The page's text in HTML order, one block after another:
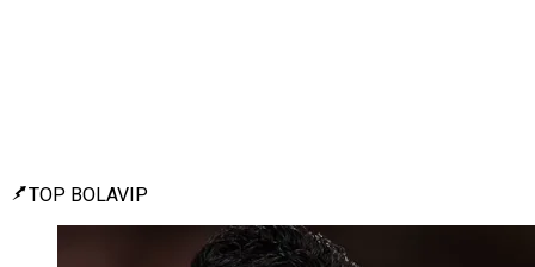
TOP BOLAVIP